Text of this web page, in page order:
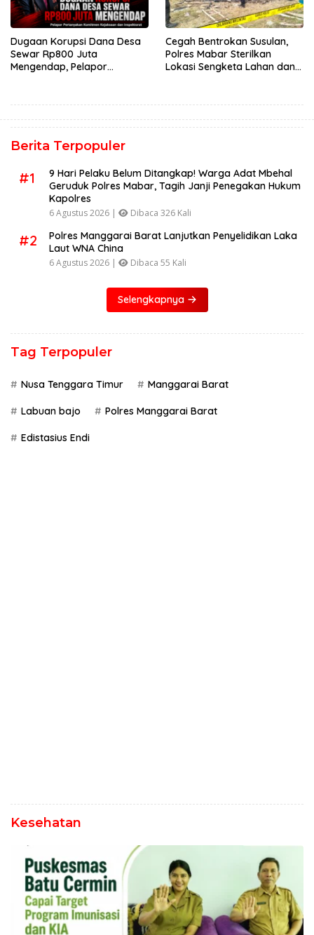
Dugaan Korupsi Dana Desa
Sewar Rp800 Juta
Mengendap, Pelapor
Cegah Bentrokan Susulan,
Polres Mabar Sterilkan
Lokasi Sengketa Lahan dan
Berita Terpopuler
#1
9 Hari Pelaku Belum Ditangkap! Warga Adat Mbehal
Geruduk Polres Mabar, Tagih Janji Penegakan Hukum
Kapolres
6 Agustus 2026 | Dibaca 326 Kali
#2
Polres Manggarai Barat Lanjutkan Penyelidikan Laka
Laut WNA China
6 Agustus 2026 | Dibaca 55 Kali
Selengkapnya
Tag Terpopuler
Nusa Tenggara Timur Manggarai Barat
Labuan bajo Polres Manggarai Barat
Edistasius Endi
Kesehatan